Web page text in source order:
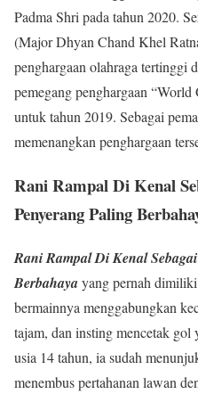
Padma Shri pada tahun 2020.
(Major Dhyan Chand Khel
penghargaan olahraga tertinggi
pemegang penghargaan
untuk tahun 2019. Sebagai
memenangkan penghargaan
Rani Rampal Di Kenal
Penyerang Paling
Rani Rampal Di Kenal
Berbahayayang pernah
bermainnya menggabungkan
tajam, dan insting mencetak
usia 14 tahun, ia sudah
menembus pertahanan lawan